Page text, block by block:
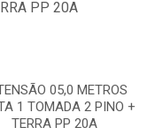
05,0 METROS
1 TOMADA 2 PINO +
TERRA PP 20A